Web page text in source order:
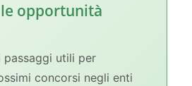
opportunità
utili per
concorsi negli enti